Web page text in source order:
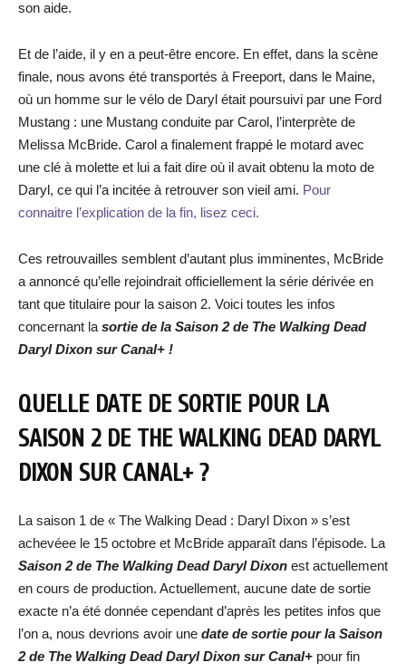
son aide.
Et de l’aide, il y en a peut-être encore. En effet, dans la scène
finale, nous avons été transportés à Freeport, dans le Maine,
où un homme sur le vélo de Daryl était poursuivi par une Ford
Mustang : une Mustang conduite par Carol, l’interprète de
Melissa McBride. Carol a finalement frappé le motard avec
une clé à molette et lui a fait dire où il avait obtenu la moto de
Daryl, ce qui l’a incitée à retrouver son vieil ami. Pour
connaitre l’explication de la fin, lisez ceci.
Ces retrouvailles semblent d’autant plus imminentes, McBride
a annoncé qu’elle rejoindrait officiellement la série dérivée en
tant que titulaire pour la saison 2. Voici toutes les infos
concernant la sortie de la Saison 2 de The Walking Dead
Daryl Dixon sur Canal+ !
QUELLE DATE DE SORTIE POUR LA
SAISON 2 DE THE WALKING DEAD DARYL
DIXON SUR CANAL+ ?
La saison 1 de « The Walking Dead : Daryl Dixon » s’est
achevéee le 15 octobre et McBride apparaît dans l’épisode. La
Saison 2 de The Walking Dead Daryl Dixon est actuellement
en cours de production. Actuellement, aucune date de sortie
exacte n’a été donnée cependant d’après les petites infos que
l’on a, nous devrions avoir une date de sortie pour la Saison
2 de The Walking Dead Daryl Dixon sur Canal+ pour fin